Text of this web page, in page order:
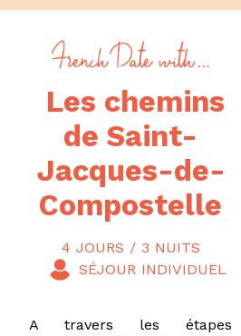
Les chemins
de Saint-
Jacques-de-
Compostelle
4 JOURS / 3 NUITS
A travers les étapes